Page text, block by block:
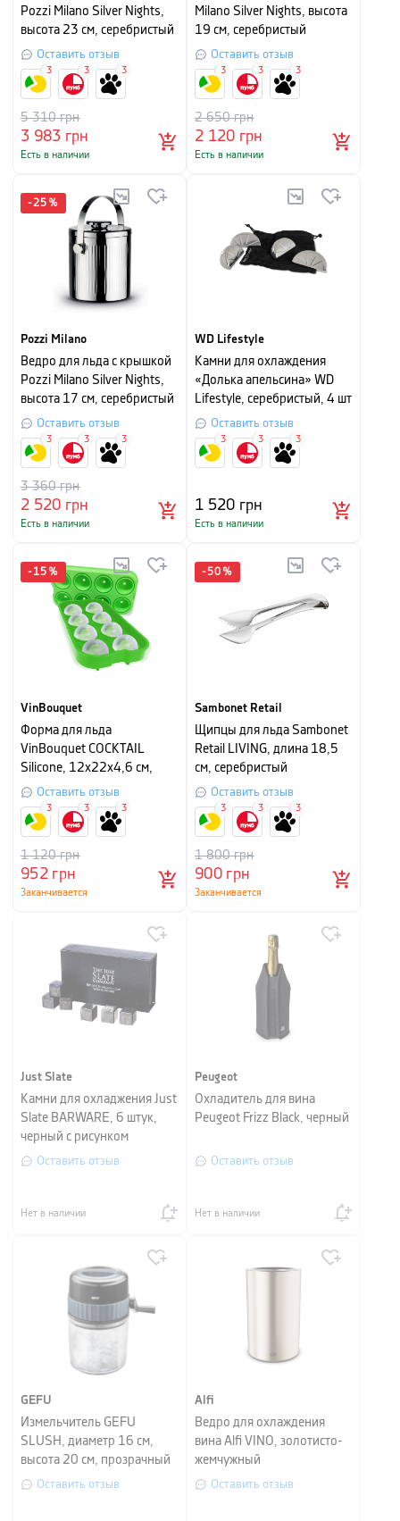
Pozzi Milano Silver Nights,
высота 23 см, серебристый
Оставить отзыв
3 983 грн
5 310грн
Есть в наличии
3 3 3
Milano Silver Nights, высота
19 см, серебристый
Оставить отзыв
2 120 грн
2 650грн
Есть в наличии
3 3 3
-25 %
Pozzi Milano
Ведро для льда с крышкой
Pozzi Milano Silver Nights,
высота 17 см, серебристый
Оставить отзыв
2 520 грн
3 360грн
Есть в наличии
3 3 3
WD Lifestyle
Камни для охлаждения
«Долька апельсина» WD
Lifestyle, серебристый, 4 шт
Оставить отзыв
1 520 грн
Есть в наличии
3 3 3
-15 %
VinBouquet
Форма для льда
VinBouquet COCKTAIL
Silicone, 12х22х4,6 см,
зеленый
Оставить отзыв
952 грн
1 120грн
Заканчивается
3 3 3
-50 %
Sambonet Retail
Щипцы для льда Sambonet
Retail LIVING, длина 18,5
см, серебристый
Оставить отзыв
900грн
1 800грн
Заканчивается
3 3 3
Just Slate
Камни для охладжения Just
Slate BARWARE, 6 штук,
черный с рисунком
Оставить отзыв
Нет в наличии
Peugeot
Охладитель для вина
Peugeot Frizz Black, черный
Оставить отзыв
Нет в наличии
GEFU
Измельчитель GEFU
SLUSH, диаметр 16 см,
высота 20 см, прозрачный
Оставить отзыв
Alfi
Ведро для охлаждения
вина Alfi VINO, золотисто-
жемчужный
Оставить отзыв